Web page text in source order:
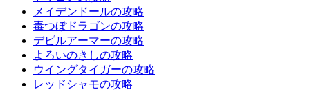
メイデンドールの攻略
毒つぼドラゴンの攻略
デビルアーマーの攻略
よろいのきしの攻略
ウイングタイガーの攻略
レッドシャモの攻略